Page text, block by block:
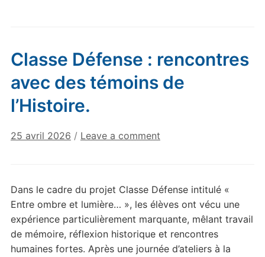
Classe Défense : rencontres
avec des témoins de
l’Histoire.
25 avril 2026 / Leave a comment
Dans le cadre du projet Classe Défense intitulé «
Entre ombre et lumière… », les élèves ont vécu une
expérience particulièrement marquante, mêlant travail
de mémoire, réflexion historique et rencontres
humaines fortes. Après une journée d’ateliers à la